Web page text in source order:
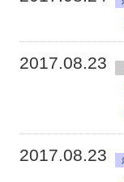
2017.08.23
2017.08.23